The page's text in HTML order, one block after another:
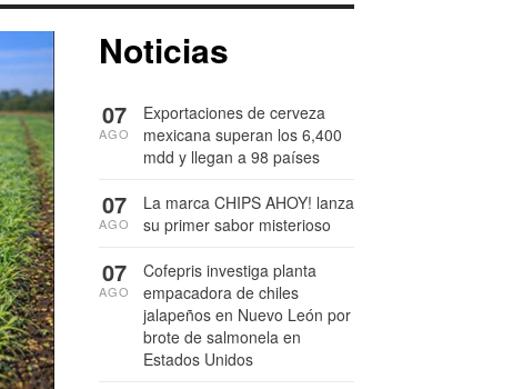
Noticias
Exportaciones de cerveza
mexicana superan los 6,400
mdd y llegan a 98 países
07
AGO
La marca CHIPS AHOY! lanza
su primer sabor misterioso
07
AGO
Cofepris investiga planta
empacadora de chiles
jalapeños en Nuevo León por
brote de salmonela en
Estados Unidos
07
AGO